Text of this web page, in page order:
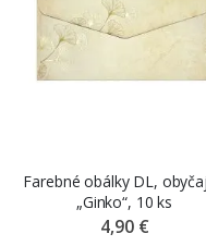
Farebné obálky DL,
„Ginko“, 10 ks
4,90 €